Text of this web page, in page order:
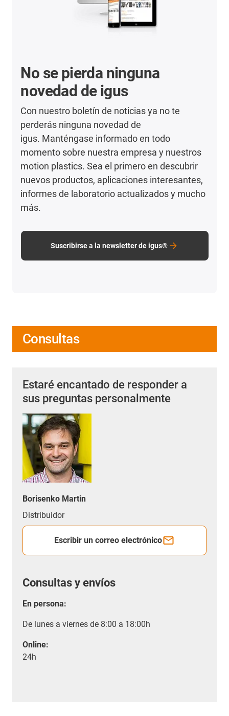
No se pierda ninguna
novedad de igus
Con nuestro boletín de noticias ya no te
perderás ninguna novedad de
igus. Manténgase informado en todo
momento sobre nuestra empresa y nuestros
motion plastics. Sea el primero en descubrir
nuevos productos, aplicaciones interesantes,
informes de laboratorio actualizados y mucho
más.
Suscribirse a la newsletter de igus®
Consultas
Estaré encantado de responder a
sus preguntas personalmente
Borisenko Martin
Distribuidor
Escribir un correo electrónico
Consultas y envíos
En persona:
De lunes a viernes de 8:00 a 18:00h
Online:
24h